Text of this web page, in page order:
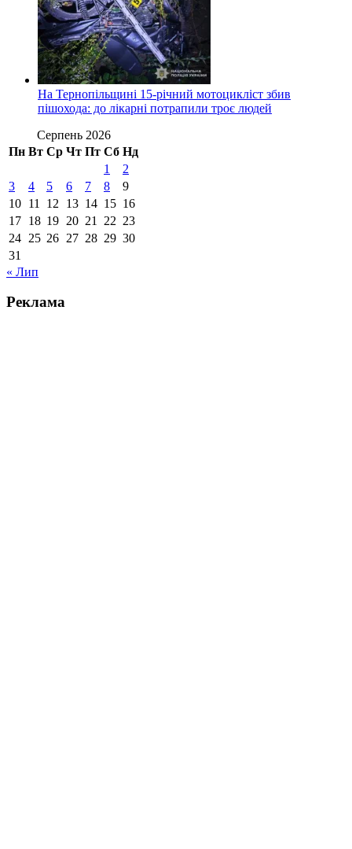
На Тернопільщині 15-річний мотоцикліст збив
пішохода: до лікарні потрапили троє людей
Серпень 2026
Пн Вт Ср Чт Пт Сб Нд
1
2
3
4 5 6 7 8
9
10 11 12 13 14 15 16
17 18 19 20 21 22 23
24 25 26 27 28 29 30
31
« Лип
Реклама